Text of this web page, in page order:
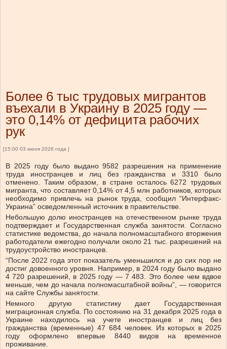
Более 6 тыс трудовых мигрантов
въехали в Украину в 2025 году —
это 0,14% от дефицита рабочих
рук
[15:00 03 июня 2026 года ]
В 2025 году было выдано 9582 разрешения на применение
труда иностранцев и лиц без гражданства и 3310 было
отменено. Таким образом, в стране осталось 6272 трудовых
мигранта, что составляет 0,14% от 4,5 млн работников, которых
необходимо привлечь на рынок труда, сообщил “Интерфакс-
Украина” осведомленный источник в правительстве.
Небольшую долю иностранцев на отечественном рынке труда
подтверждает и Государственная служба занятости. Согласно
статистике ведомства, до начала полномасштабного вторжения
работодатели ежегодно получали около 21 тыс. разрешений на
трудоустройство иностранцев.
“После 2022 года этот показатель уменьшился и до сих пор не
достиг довоенного уровня. Например, в 2024 году было выдано
4 720 разрешений, в 2025 году — 7 483. Это более чем вдвое
меньше, чем до начала полномасштабной войны”, — говорится
на сайте Службы занятости.
Немного другую статистику дает Государственная
миграционная служба. По состоянию на 31 декабря 2025 года в
Украине находилось на учете иностранцев и лиц без
гражданства (временные) 47 684 человек. Из которых в 2025
году оформлено впервые 8440 видов на временное
проживание.